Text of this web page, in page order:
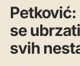
Petković:
se
svih